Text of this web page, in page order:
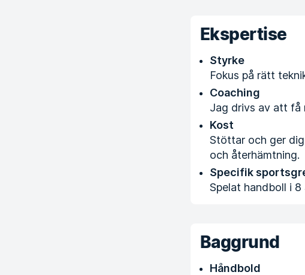
Ekspertise
Styrke
Fokus på rätt
Coaching
Jag drivs av att få
Kost
Stöttar och ger
och återhämtning.
Specifik
Spelat handboll i
Baggrund
Håndbold